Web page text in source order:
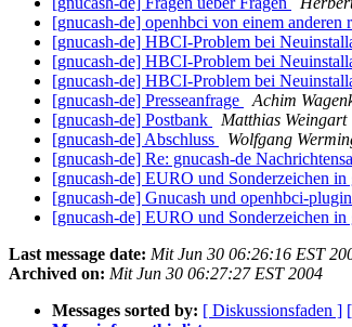
[gnucash-de] openhbci von einem anderen
[gnucash-de] HBCI-Problem bei
[gnucash-de] HBCI-Problem bei
[gnucash-de] HBCI-Problem bei
[gnucash-de] Presseanfrage
Achim
[gnucash-de] Postbank
Matthias Weingart
[gnucash-de] Abschluss
Wolfgang
[gnucash-de] Re: gnucash-de
[gnucash-de] EURO und Sonderzeichen in
[gnucash-de] Gnucash und openhbci-
[gnucash-de] EURO und Sonderzeichen in
Last message date: Mit Jun 30 06:26:16 EST
Archived on: Mit Jun 30 06:27:27 EST 2004
Messages sorted by: [ Diskussionsfaden ]